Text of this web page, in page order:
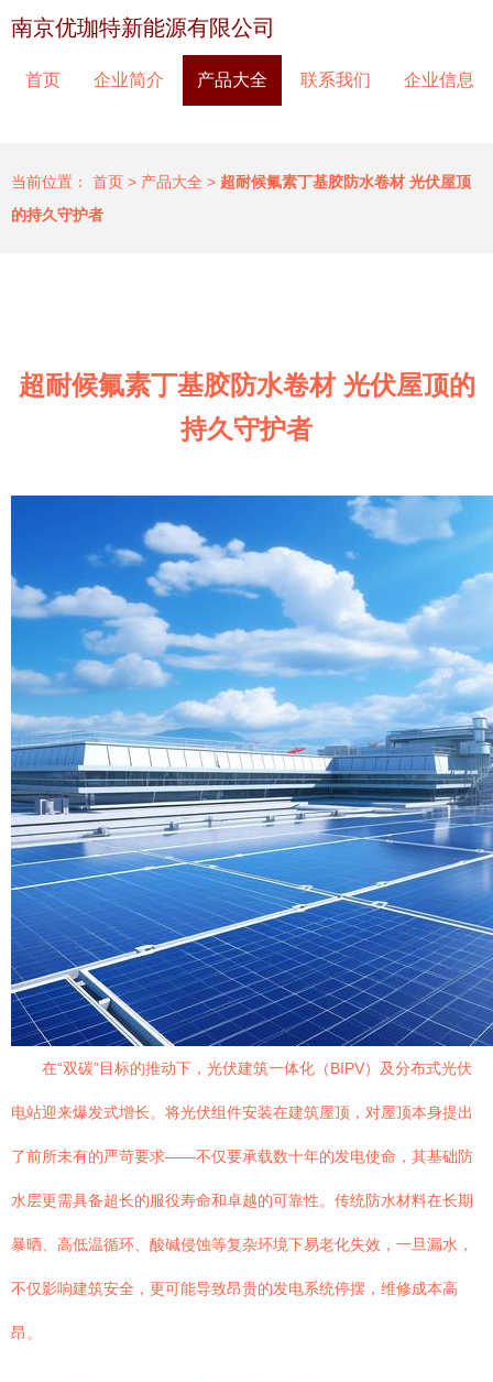
南京优珈特新能源有限公司
首页 企业简介 产品大全 联系我们 企业信息
当前位置： 首页 > 产品大全 > 超耐候氟素丁基胶防水卷材 光伏屋顶
的持久守护者
超耐候氟素丁基胶防水卷材 光伏屋顶的
持久守护者
在“双碳”目标的推动下，光伏建筑一体化（BIPV）及分布式光伏
电站迎来爆发式增长。将光伏组件安装在建筑屋顶，对屋顶本身提出
了前所未有的严苛要求——不仅要承载数十年的发电使命，其基础防
水层更需具备超长的服役寿命和卓越的可靠性。传统防水材料在长期
暴晒、高低温循环、酸碱侵蚀等复杂环境下易老化失效，一旦漏水，
不仅影响建筑安全，更可能导致昂贵的发电系统停摆，维修成本高
昂。